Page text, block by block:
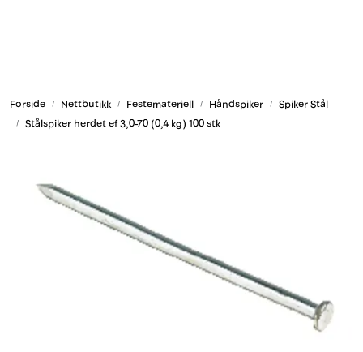
Forside Nettbutikk Festemateriell Håndspiker
Spiker Stål
Stålspiker herdet ef 3,0-70 (0,4 kg) 100 stk
Belysning og sesong
Festemateriell